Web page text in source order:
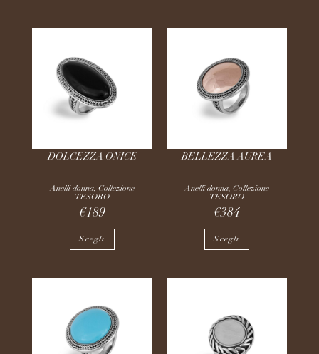
DOLCEZZA ONICE
Anelli donna, Collezione
TESORO
€189
Scegli
BELLEZZA AUREA
Anelli donna, Collezione
TESORO
€384
Scegli